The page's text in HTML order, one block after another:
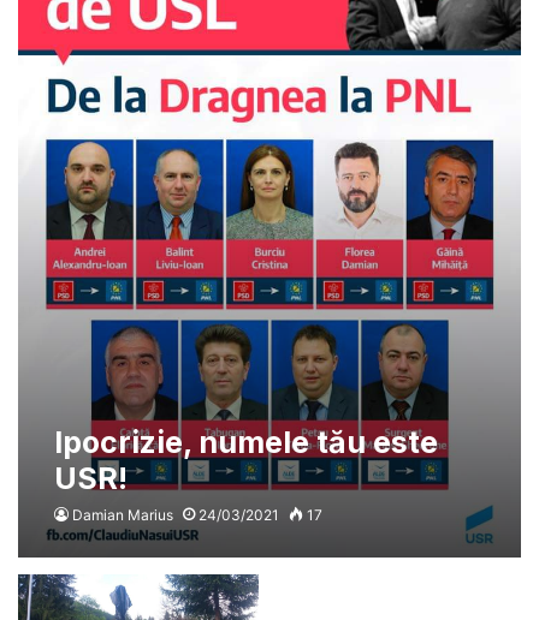
Ipocrizie, numele tău este
USR!
Damian Marius 24/03/2021 17